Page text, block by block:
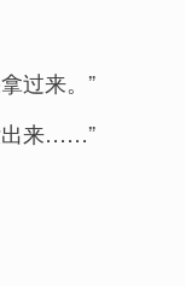
过来。”
出来……”